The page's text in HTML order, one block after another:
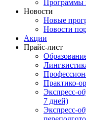
Программы
Новости
Новые
Новости
Акции
Прайс-лист
Практико-
Экспресс-
7 дней)
Экспресс-